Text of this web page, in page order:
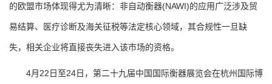
的欧盟市场体现得尤为清晰：非自动衡器(NAWI)的应用广泛涉及贸
易结算、医疗诊断及海关征税等法定核心领域，其合规性一旦缺
失，相关企业将直接丧失进入该市场的资格。
4月22日至24日，第二十九届中国国际衡器展览会在杭州国际博